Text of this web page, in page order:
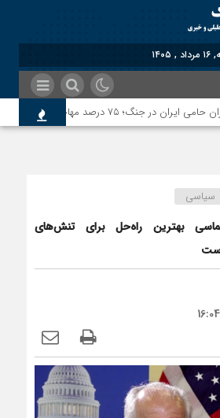
سیاسی
بهترین راه‌حل برای تنش‌های